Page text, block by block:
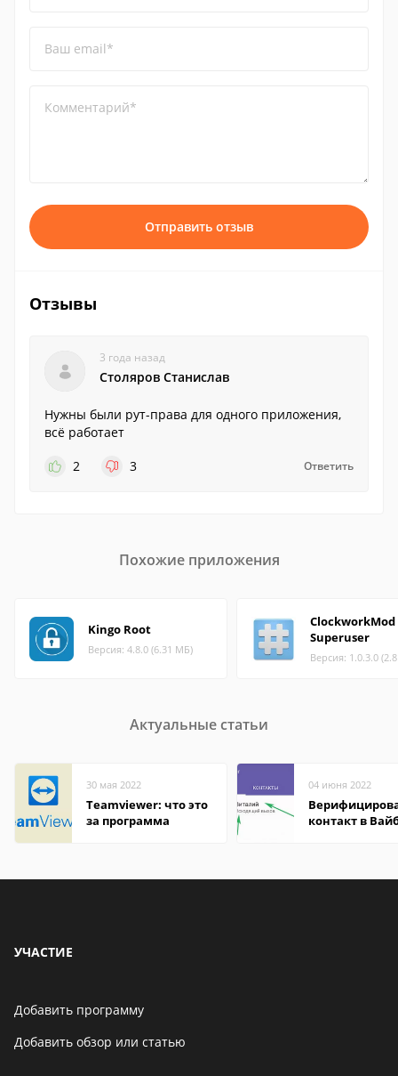
Ваш email*
Комментарий*
Отправить отзыв
Отзывы
3 года назад
Столяров Станислав
Нужны были рут-права для одного приложения,
всё работает
2
3 Ответить
Похожие приложения
Kingo Root
Версия: 4.8.0 (6.31 МБ)
ClockworkMod
Superuser
Версия: 1.0.3.0
Актуальные статьи
30 мая 2022
Teamviewer: что это
за программа
04 июня 2022
контакт в
УЧАСТИЕ
Добавить программу
Добавить обзор или статью